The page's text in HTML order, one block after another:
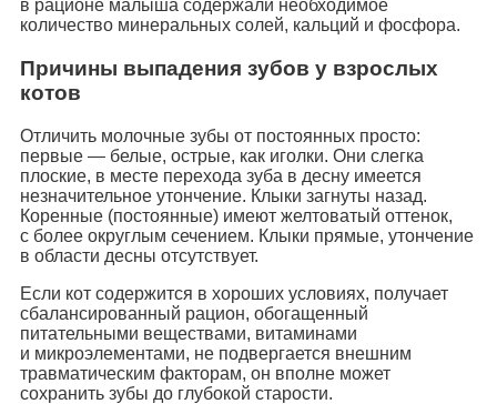
в рационе малыша содержали необходимое
количество минеральных солей, кальций и фосфора.
Причины выпадения зубов у взрослых
котов
Отличить молочные зубы от постоянных просто:
первые — белые, острые, как иголки. Они слегка
плоские, в месте перехода зуба в десну имеется
незначительное утончение. Клыки загнуты назад.
Коренные (постоянные) имеют желтоватый оттенок,
с более округлым сечением. Клыки прямые, утончение
в области десны отсутствует.
Если кот содержится в хороших условиях, получает
сбалансированный рацион, обогащенный
питательными веществами, витаминами
и микроэлементами, не подвергается внешним
травматическим факторам, он вполне может
сохранить зубы до глубокой старости.